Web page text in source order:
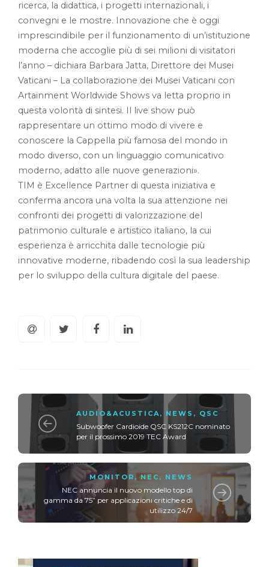
ricerca, la didattica, i progetti internazionali, i
convegni e le mostre. Innovazione che è oggi
imprescindibile per il funzionamento di un’istituzione
moderna che accoglie più di sei milioni di visitatori
l’anno – dichiara Barbara Jatta, Direttore dei Musei
Vaticani – La collaborazione dei Musei Vaticani con
Artainment Worldwide Shows va letta proprio in
questa volontà di sintesi. Il live show può
rappresentare un ottimo modo di vivere e
conoscere la Cappella più famosa del mondo in
modo diverso, con un linguaggio comunicativo
moderno, adatto alle nuove generazioni».
TIM è Excellence Partner di questa iniziativa e
conferma ancora una volta la sua attenzione nei
confronti dei progetti di valorizzazione del
patrimonio culturale e artistico italiano, la cui
esperienza è arricchita dalle tecnologie più
innovative moderne, ribadendo così la sua leadership
per lo sviluppo della cultura digitale del paese.
AUDIO&ACUSTICA , NEWS , QSC
Subwoofer Cardioide QSC KS212C nominato
per il prossimo 2019 TEC Award
MONITOR ,NEC , NEWS
NEC annuncia il nuovo modello top di
gamma da 75” per applicazioni critiche e di
utilizzo 24/7